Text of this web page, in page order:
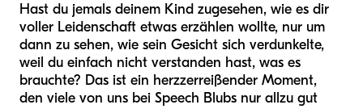
Hast du jemals deinem Kind zugesehen, wie es dir
voller Leidenschaft etwas erzählen wollte, nur um
dann zu sehen, wie sein Gesicht sich verdunkelte,
weil du einfach nicht verstanden hast, was es
brauchte? Das ist ein herzzerreißender Moment,
den viele von uns bei Speech Blubs nur allzu gut